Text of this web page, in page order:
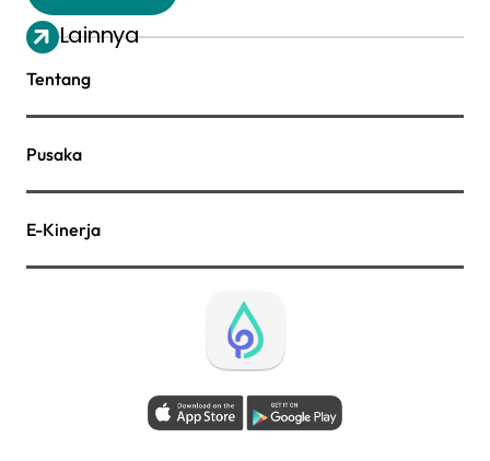
Lainnya
Tentang
Pusaka
E-Kinerja